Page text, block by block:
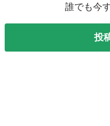
誰でも今
投